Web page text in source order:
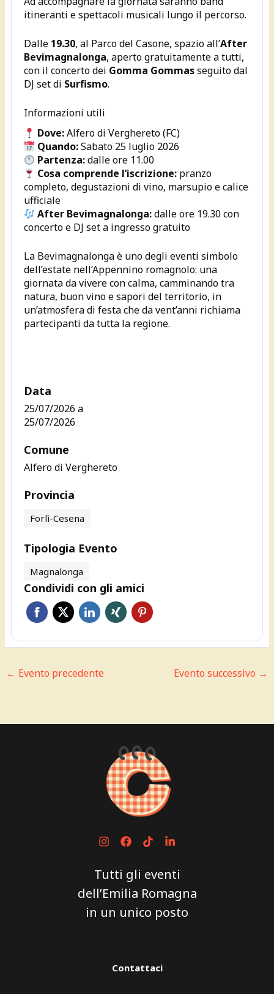
itineranti e spettacoli musicali lungo il percorso.
Dalle 19.30, al Parco del Casone, spazio all’After
Bevimagnalonga, aperto gratuitamente a tutti,
con il concerto dei Gomma Gommasseguito dal
DJ set di Surfismo.
Informazioni utili
Dove:Alfero di Verghereto (FC)
Quando:Sabato 25 luglio 2026
Partenza:dalle ore 11.00
Cosa comprende l’iscrizione: pranzo
completo, degustazioni di vino, marsupio e calice
ufficiale
After Bevimagnalonga:dalle ore 19.30 con
concerto e DJ set a ingresso gratuito
La Bevimagnalonga è uno degli eventi simbolo
dell’estate nell’Appennino romagnolo: una
giornata da vivere con calma, camminando tra
natura, buon vino e sapori del territorio, in
un’atmosfera di festa che da vent’anni richiama
partecipanti da tutta la regione.
Data
25/07/2026a
25/07/2026
Comune
Alfero di Verghereto
Provincia
Forlì-Cesena
Tipologia Evento
Magnalonga
Condividi con gli amici
← Evento precedente Evento successivo →
Tutti gli eventi
dell’Emilia Romagna
in un unico posto
Contattaci